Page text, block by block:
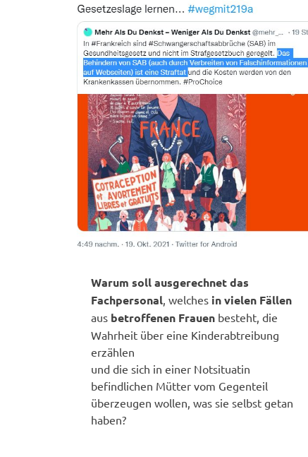
Warum soll ausgerechnet das
Fachpersonal , welches in vielen Fällen
aus betroffenen Frauen besteht, die
Wahrheit über eine Kinderabtreibung
erzählen
und die sich in einer Notsituatin
befindlichen Mütter vom Gegenteil
überzeugen wollen, was sie selbst getan
haben?